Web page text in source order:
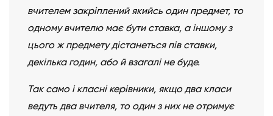
вчителем закріплений якийсь один предмет, то
одному вчителю має бути ставка, а іншому з
цього ж предмету дістанеться пів ставки,
декілька годин, або й взагалі не буде.
Так само і класні керівники, якщо два класи
ведуть два вчителя, то один з них не отримує